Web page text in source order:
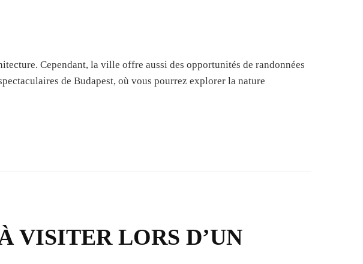
Cependant, la ville offre aussi des opportunités de randonnées
de Budapest, où vous pourrez explorer la nature
VISITER LORS D’UN